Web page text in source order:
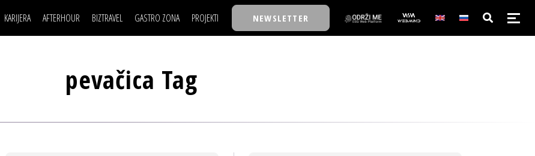
KARIJERA
USAVRŠAVANJE
AFTERHOUR
KNJIGE
AUTO SVET
STIL
BIZTRAVEL GASTRO ZONA PROJEKTI
BACK TO OFFICE/SCHOOL
NEWSLETTER
POSAO
USAVRŠAVANJE
FILM I SCENA
NAJKOLEGA
pevačica Tag